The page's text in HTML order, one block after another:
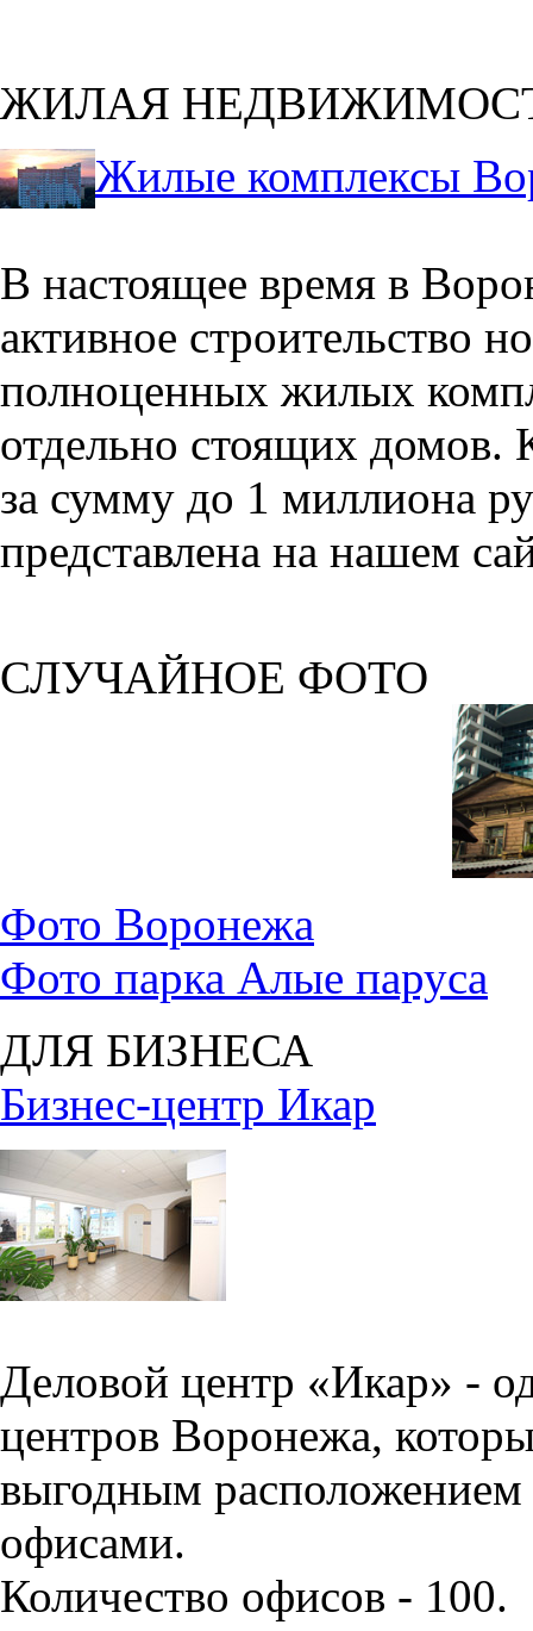
ЖИЛАЯ
Жилые комплексы
В настоящее время в
активное строительство
полноценных жилых
отдельно стоящих домов.
за сумму до 1 миллиона
представлена на нашем
СЛУЧАЙНОЕ ФОТО
Фото Воронежа
Фото парка Алые паруса
ДЛЯ БИЗНЕСА
Бизнес-центр Икар
Деловой центр «Икар» -
центров Воронежа,
выгодным
офисами.
Количество офисов - 100.